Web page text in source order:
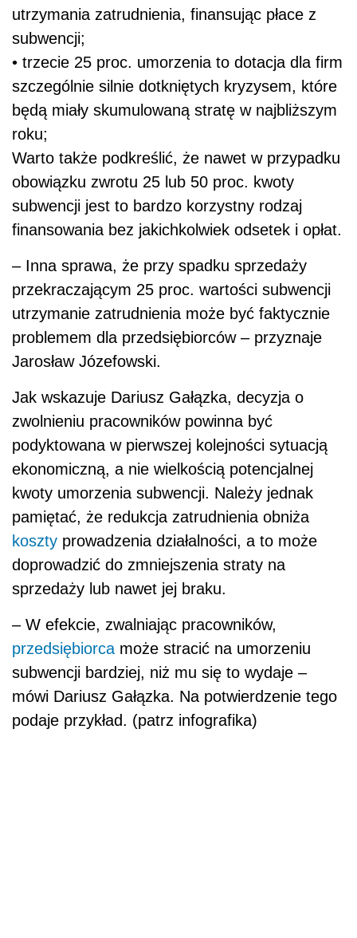
utrzymania zatrudnienia, finansując płace z
subwencji;
• trzecie 25 proc. umorzenia to dotacja dla firm
szczególnie silnie dotkniętych kryzysem, które
będą miały skumulowaną stratę w najbliższym
roku;
Warto także podkreślić, że nawet w przypadku
obowiązku zwrotu 25 lub 50 proc. kwoty
subwencji jest to bardzo korzystny rodzaj
finansowania bez jakichkolwiek odsetek i opłat.
– Inna sprawa, że przy spadku sprzedaży
przekraczającym 25 proc. wartości subwencji
utrzymanie zatrudnienia może być faktycznie
problemem dla przedsiębiorców – przyznaje
Jarosław Józefowski.
Jak wskazuje Dariusz Gałązka, decyzja o
zwolnieniu pracowników powinna być
podyktowana w pierwszej kolejności sytuacją
ekonomiczną, a nie wielkością potencjalnej
kwoty umorzenia subwencji. Należy jednak
pamiętać, że redukcja zatrudnienia obniża
koszty prowadzenia działalności, a to może
doprowadzić do zmniejszenia straty na
sprzedaży lub nawet jej braku.
– W efekcie, zwalniając pracowników,
przedsiębiorca może stracić na umorzeniu
subwencji bardziej, niż mu się to wydaje –
mówi Dariusz Gałązka. Na potwierdzenie tego
podaje przykład. (patrz infografika)